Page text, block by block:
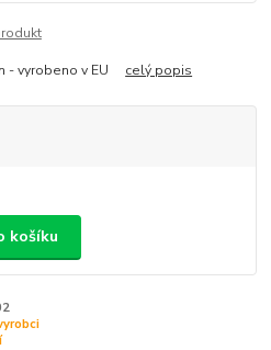
- vyrobeno v EU celý popis
košíku